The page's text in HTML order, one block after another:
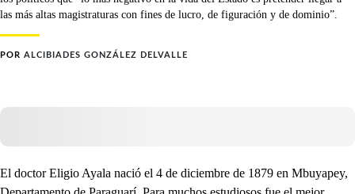
las más altas magistraturas con fines de lucro, de figuración y de dominio”.
POR ALCIBIADES GONZÁLEZ DELVALLE
El doctor Eligio Ayala nació el 4 de diciembre de 1879 en Mbuyapey,